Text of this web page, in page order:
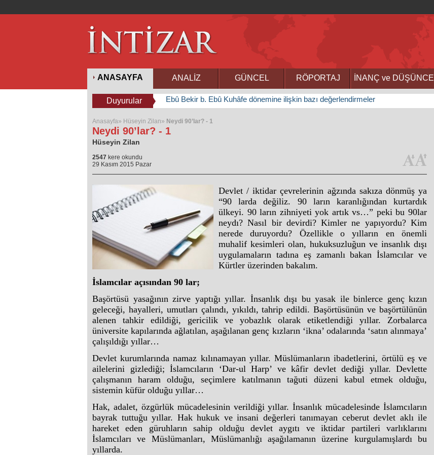
ANASAYFA ANALİZ GÜNCEL RÖPORTAJ İNANÇ ve DÜŞÜNCE
Duyurular Ebû Bekir b. Ebû Kuhâfe dönemine ilişkin bazı değerlendirmeler
Anasayfa» Hüseyin Zilan» Neydi 90’lar? - 1
Neydi 90’lar? - 1
Hüseyin Zilan
2547 kere okundu
29 Kasım 2015 Pazar
Devlet / iktidar çevrelerinin ağzında sakıza dönmüş ya
“90 larda değiliz. 90 ların karanlığından kurtardık
ülkeyi. 90 ların zihniyeti yok artık vs…” peki bu 90lar
neydı? Nasıl bir devirdi? Kimler ne yapıyordu? Kim
nerede duruyordu? Özellikle o yılların en önemli
muhalif kesimleri olan, hukuksuzluğun ve insanlık dışı
uygulamaların tadına eş zamanlı bakan İslamcılar ve
Kürtler üzerinden bakalım.
İslamcılar açısından 90 lar;
Başörtüsü yasağının zirve yaptığı yıllar. İnsanlık dışı bu yasak ile binlerce genç kızın
geleceği, hayalleri, umutları çalındı, yıkıldı, tahrip edildi. Başörtüsünün ve başörtülünün
alenen tahkir edildiği, gericilik ve yobazlık olarak etiketlendiği yıllar. Zorbalarca
üniversite kapılarında ağlatılan, aşağılanan genç kızların ‘ikna’ odalarında ‘satın alınmaya’
çalışıldığı yıllar…
Devlet kurumlarında namaz kılınamayan yıllar. Müslümanların ibadetlerini, örtülü eş ve
ailelerini gizlediği; İslamcıların ‘Dar-ul Harp’ ve kâfir devlet dediği yıllar. Devlette
çalışmanın haram olduğu, seçimlere katılmanın tağuti düzeni kabul etmek olduğu,
sistemin küfür olduğu yıllar…
Hak, adalet, özgürlük mücadelesinin verildiği yıllar. İnsanlık mücadelesinde İslamcıların
bayrak tuttuğu yıllar. Hak hukuk ve insani değerleri tanımayan ceberut devlet aklı ile
hareket eden güruhların sahip olduğu devlet aygıtı ve iktidar partileri varlıklarını
İslamcıları ve Müslümanları, Müslümanlığı aşağılamanın üzerine kurgulamışlardı bu
yıllarda.